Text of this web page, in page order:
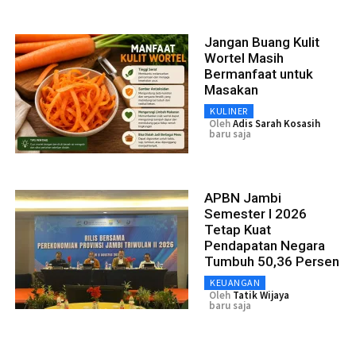
Jangan Buang Kulit
Wortel Masih
Bermanfaat untuk
Masakan
KULINER
OlehAdis Sarah Kosasih
baru saja
APBN Jambi
Semester I 2026
Tetap Kuat
Pendapatan Negara
Tumbuh 50,36 Persen
KEUANGAN
Oleh Tatik Wijaya
baru saja